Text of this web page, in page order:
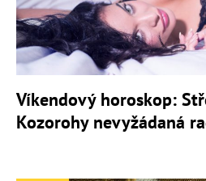
Víkendový horoskop:
Kozorohy nevyžádaná